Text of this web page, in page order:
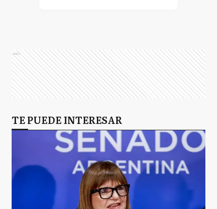
Ads
TE PUEDE INTERESAR